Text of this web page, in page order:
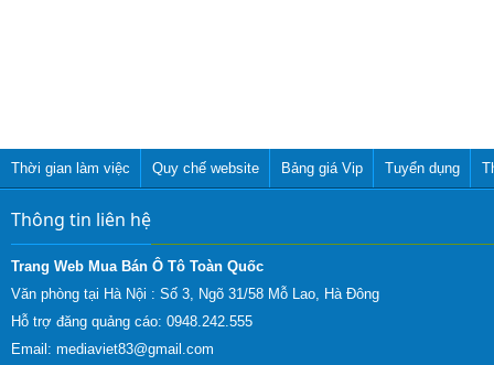
Thời gian làm việc Quy chế website Bảng giá Vip Tuyển dụng
Thông tin liên hệ
Trang Web Mua Bán Ô Tô Toàn Quốc
Văn phòng tại Hà Nội : Số 3, Ngõ 31/58 Mỗ Lao, Hà Đông
Hỗ trợ đăng quảng cáo: 0948.242.555
Email: mediaviet83@gmail.com